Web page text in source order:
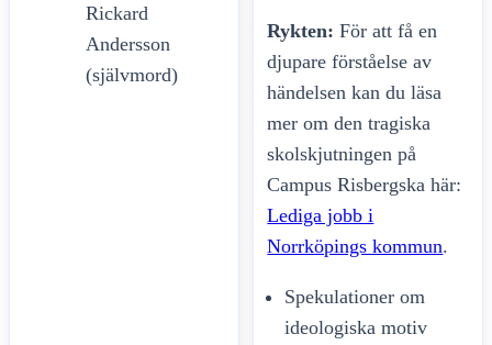
Rickard
Andersson
(självmord)
Rykten: För att få en
djupare förståelse av
händelsen kan du läsa
mer om den tragiska
skolskjutningen på
Campus Risbergska här:
Lediga jobb i
Norrköpings kommun.
Spekulationer om
ideologiska motiv